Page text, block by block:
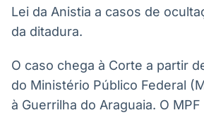
Ticker
Lei da Anistia a casos de
da ditadura.
O caso chega à Corte a partir
do Ministério Público Federal
à Guerrilha do Araguaia. O